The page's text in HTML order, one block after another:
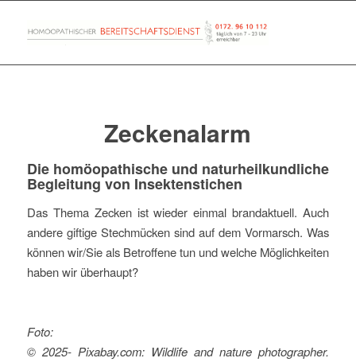
Zeckenalarm
Die homöopathische und naturheilkundliche
Begleitung von Insektenstichen
Das Thema Zecken ist wieder einmal brandaktuell. Auch
andere giftige Stechmücken sind auf dem Vormarsch. Was
können wir/Sie als Betroffene tun und welche Möglichkeiten
haben wir überhaupt?
Foto:
© 2025- Pixabay.com: Wildlife and nature photographer.